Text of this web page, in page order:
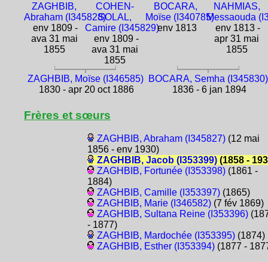
ZAGHBIB,
Abraham (I345828)
env 1809 -
ava 31 mai
1855
COHEN-
SOLAL,
Camire (I345829)
env 1809 -
ava 31 mai
1855
BOCARA,
Moïse (I340785)
env 1813
NAHMIAS,
Messaouda
env 1813 -
apr 31 mai
1855
ZAGHBIB, Moïse (I346585)
1830 - apr 20 oct 1886
BOCARA, Semha (I345830)
1836 - 6 jan 1894
Frères et sœurs
ZAGHBIB, Abraham (I345827)(12 mai
1856 - env 1930)
ZAGHBIB, Jacob (I353399)(1858 -
ZAGHBIB, Fortunée (I353398)(1861 -
1884)
ZAGHBIB, Camille (I353397)(1865)
ZAGHBIB, Marie (I346582)(7 fév 1869)
ZAGHBIB, Sultana Reine (I353396)
- 1877)
ZAGHBIB, Mardochée (I353395)(1874)
ZAGHBIB, Esther (I353394)(1877 -